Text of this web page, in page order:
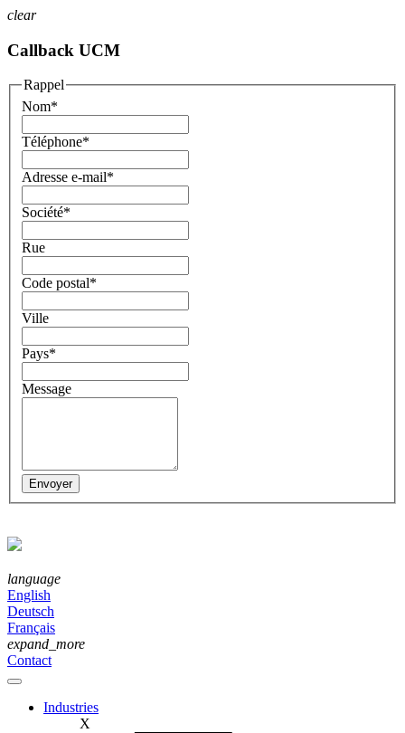
clear
Callback UCM
Rappel
Nom*
Téléphone*
Adresse e-mail*
Société*
Rue
Code postal*
Ville
Pays*
Message
language
English
Deutsch
Français
expand_more
Contact
Industries
X